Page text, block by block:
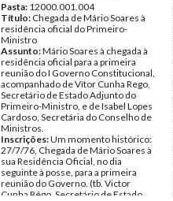
Pasta: 12000.001.004
Título: Chegada de Mário Soares à
residência oficial do Primeiro-
Ministro
Assunto:Mário Soares à chegada à
residência oficial para a primeira
reunião do I Governo Constitucional,
acompanhado de Vítor Cunha Rego,
Secretário de Estado Adjunto do
Primeiro-Ministro, e de Isabel Lopes
Cardoso, Secretária do Conselho de
Ministros.
Inscrições:Um momento histórico:
27/7/76, Chegada de Mário Soares à
sua Residência Oficial, no dia
seguinte à posse, para a primeira
reunião do Governo. (tb. Victor
Cunha Rêgo, Secretário de Estado